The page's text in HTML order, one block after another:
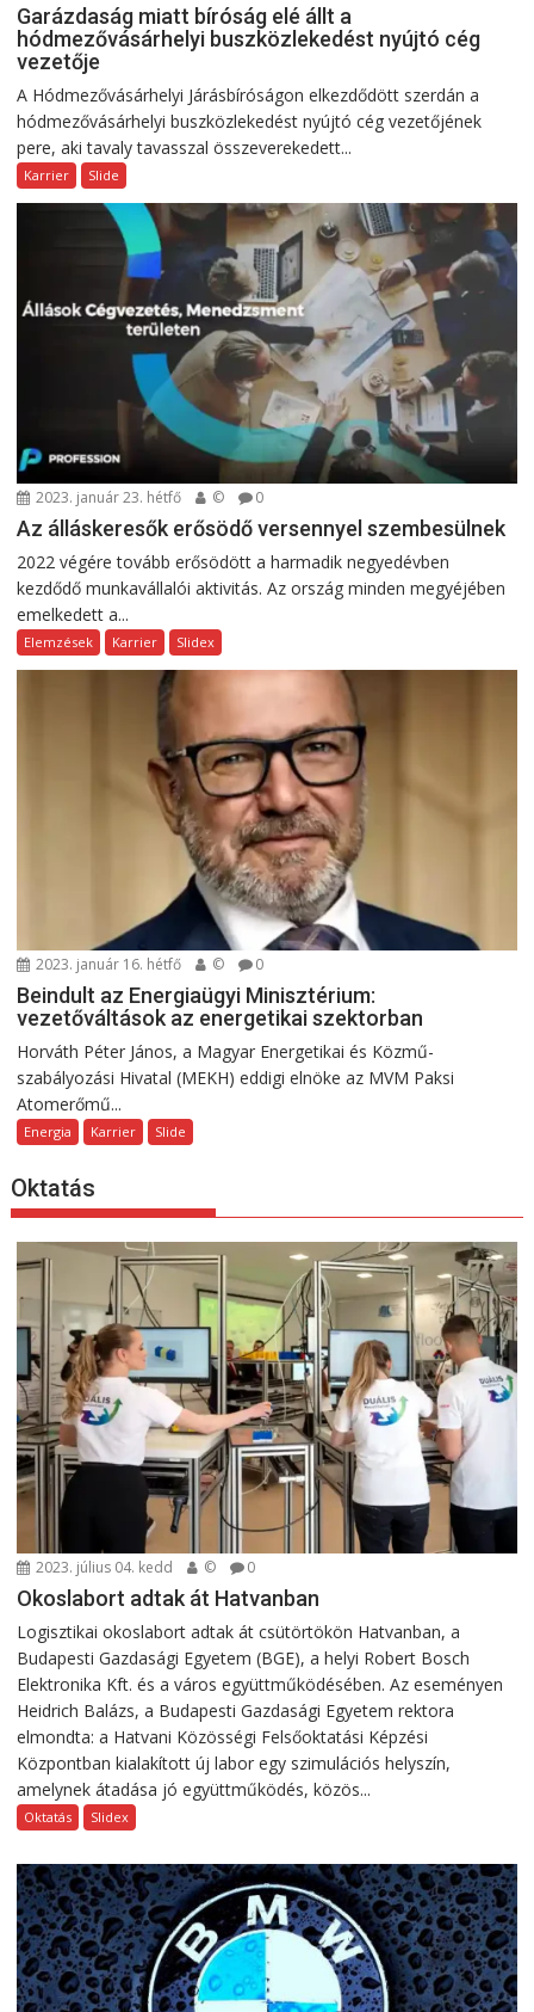
Garázdaság miatt bíróság elé állt a
hódmezővásárhelyi buszközlekedést nyújtó cég
vezetője
A Hódmezővásárhelyi Járásbíróságon elkezdődött szerdán a
hódmezővásárhelyi buszközlekedést nyújtó cég vezetőjének
pere, aki tavaly tavasszal összeverekedett...
Karrier Slide
2023. január 23. hétfő © 0
Az álláskeresők erősödő versennyel szembesülnek
2022 végére tovább erősödött a harmadik negyedévben
kezdődő munkavállalói aktivitás. Az ország minden megyéjében
emelkedett a...
Elemzések Karrier Slidex
2023. január 16. hétfő © 0
Beindult az Energiaügyi Minisztérium:
vezetőváltások az energetikai szektorban
Horváth Péter János, a Magyar Energetikai és Közmű-
szabályozási Hivatal (MEKH) eddigi elnöke az MVM Paksi
Atomerőmű...
Energia Karrier Slide
Oktatás
2023. július 04. kedd © 0
Okoslabort adtak át Hatvanban
Logisztikai okoslabort adtak át csütörtökön Hatvanban, a
Budapesti Gazdasági Egyetem (BGE), a helyi Robert Bosch
Elektronika Kft. és a város együttműködésében. Az eseményen
Heidrich Balázs, a Budapesti Gazdasági Egyetem rektora
elmondta: a Hatvani Közösségi Felsőoktatási Képzési
Központban kialakított új labor egy szimulációs helyszín,
amelynek átadása jó együttműködés, közös...
Oktatás Slidex